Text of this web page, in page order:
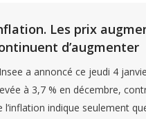
Les prix
d’augmenter
a annoncé ce jeudi 4
à 3,7 % en décembre,
l’inflation indique seulement